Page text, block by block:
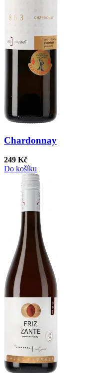
Chardonnay
249 Kč
Do košíku